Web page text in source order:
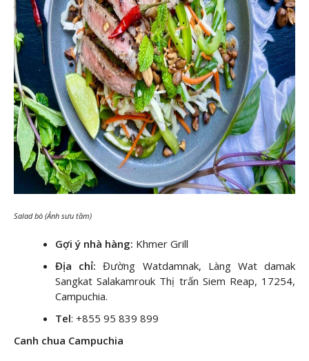
Salad bò (Ảnh sưu tầm)
Gợi ý nhà hàng: Khmer Grill
Địa chỉ: Đường Watdamnak, Làng Wat damak
Sangkat Salakamrouk Thị trấn Siem Reap, 17254,
Campuchia.
Tel: +855 95 839 899
Canh chua Campuchia